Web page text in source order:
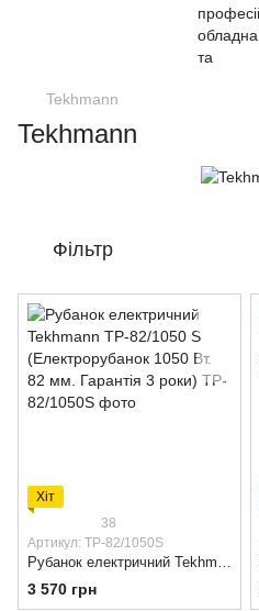
Tekhmann
Tekhmann
Фільтр
Хіт
38
Артикул: TP-82/1050S
Рубанок електричний Tekhmann TP-82/1050 S (Електрорубанок 1050 Вт. 82 мм. Гарантія 3 роки)
3 570 грн